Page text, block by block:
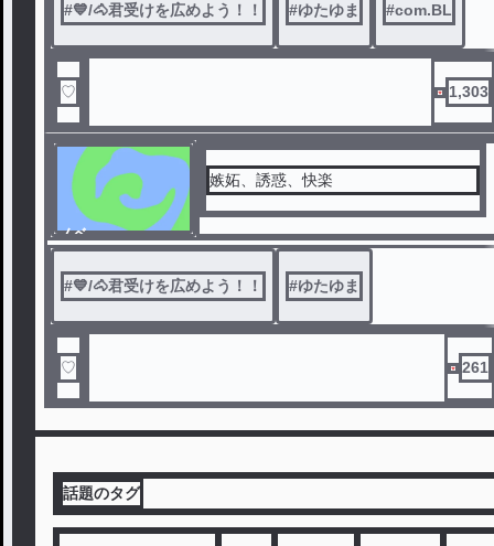
#💙/🐴君受けを広めよう！！ #ゆたゆま #com.BL
♡ 1,303
ノベ
ル
嫉妬、誘惑、快楽
#💙/🐴君受けを広めよう！！ #ゆたゆま
♡ 261
話題のタグ